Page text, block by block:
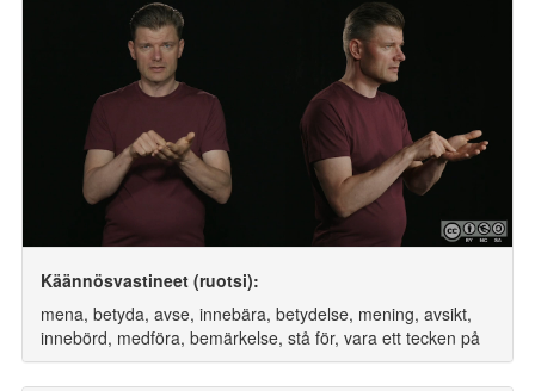
Käännösvastineet (ruotsi):
mena, betyda, avse, innebära, betydelse, mening, avsikt,
innebörd, medföra, bemärkelse, stå för, vara ett tecken på